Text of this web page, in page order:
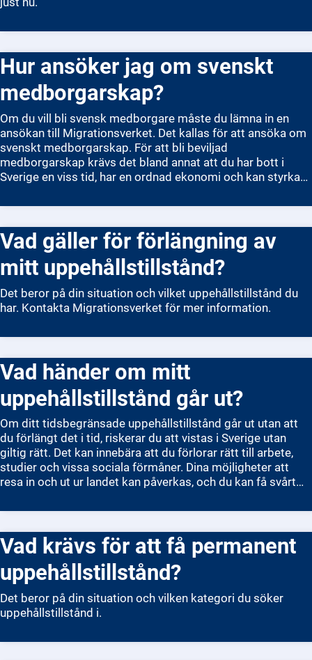
Hur ansöker jag om svenskt
medborgarskap?
Om du vill bli svensk medborgare måste du lämna in en
ansökan till Migrationsverket. Det kallas för att ansöka om
svenskt medborgarskap. För att bli beviljad
medborgarskap krävs det bland annat att du har bott i
Sverige en viss tid, har en ordnad ekonomi och kan styrka
Migrationsverkets e-tjänst, men det går även att skicka in
handläggningen ta flera månader. Blir du godkänd får du ett
beslut hemskickat. Att vara svensk medborgare innebär att
du har fulla rättigheter i Sverige, till exempel rösträtt i
riksdagsvalet.
Vad gäller för förlängning av
mitt uppehållstillstånd?
Det beror på din situation och vilket uppehållstillstånd du
har. Kontakta Migrationsverket för mer information.
Vad händer om mitt
uppehållstillstånd går ut?
Om ditt tidsbegränsade uppehållstillstånd går ut utan att
du förlängt det i tid, riskerar du att vistas i Sverige utan
giltig rätt. Det kan innebära att du förlorar rätt till arbete,
studier och vissa sociala förmåner. Dina möjligheter att
resa in och ut ur landet kan påverkas, och du kan få svårt
förlängning innan tillståndet löpte ut, får du ofta stanna
betyder att du kan fortsätta bo här lagligt under
beslutstiden. Om din ansökan avslås, kan du bli skyldig att
lämna landet och riskera att få avslag på ny ansökan om du
varit utan giltigt tillstånd.
Vad krävs för att få permanent
uppehållstillstånd?
Det beror på din situation och vilken kategori du söker
uppehållstillstånd i.